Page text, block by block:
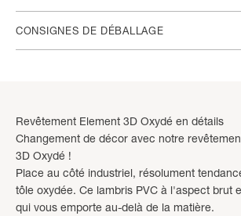
CONSIGNES DE DÉBALLAGE
Revêtement Element 3D Oxydé en détails
Changement de décor avec notre
3D Oxydé !
Place au côté industriel, résolument
tôle oxydée. Ce lambris PVC à l'aspect brut
qui vous emporte au-delà de la matière.